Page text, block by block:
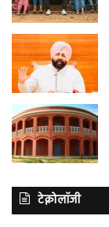
टेक्नोलॉजी